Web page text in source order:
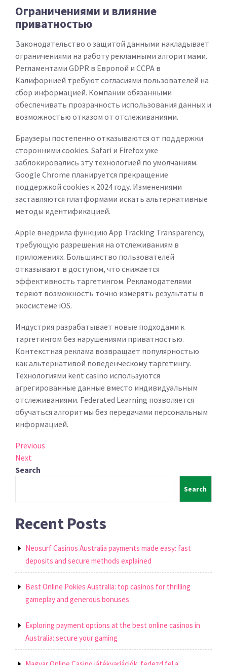
Ограничениями и влияние
приватностью
Законодательство о защитой данными накладывает
ограничениями на работу рекламными алгоритмами.
Регламентами GDPR в Европой и CCPA в
Калифорнией требуют согласиями пользователей на
сбор информацией. Компании обязанными
обеспечивать прозрачность использования данных и
возможностью отказом от отслеживаниями.
Браузеры постепенно отказываются от поддержки
сторонними cookies. Safari и Firefox уже
заблокировались эту технологией по умолчаниям.
Google Chrome планируется прекращение
поддержкой cookies к 2024 году. Изменениями
заставляются платформами искать альтернативные
методы идентификацией.
Apple внедрила функцию App Tracking Transparency,
требующую разрешения на отслеживаниям в
приложениях. Большинство пользователей
отказывают в доступом, что снижается
эффективность таргетингом. Рекламодателями
теряют возможность точно измерять результаты в
экосистеме iOS.
Индустрия разрабатывает новые подходами к
таргетингом без нарушениями приватностью.
Контекстная реклама возвращает популярностью
как альтернативой поведенческому таргетингу.
Технологиями kent casino используются
агрегированные данные вместо индивидуальным
отслеживаниями. Federated Learning позволяется
обучаться алгоритмы без передачами персональным
информацией.
Post
navigation
Previous
Post
Previous
Next
Post
Next
Search
Search
Recent Posts
Neosurf Casinos Australia payments made easy: fast
deposits and secure methods explained
Best Online Pokies Australia: top casinos for thrilling
gameplay and generous bonuses
Exploring payment options at the best online casinos in
Australia: secure your gaming